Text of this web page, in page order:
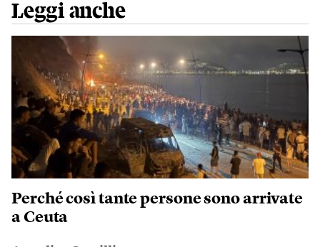
Leggi anche
Perché così tante persone sono arrivate
a Ceuta